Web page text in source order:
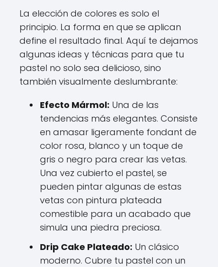
La elección de colores es solo el
principio. La forma en que se aplican
define el resultado final. Aquí te dejamos
algunas ideas y técnicas para que tu
pastel no solo sea delicioso, sino
también visualmente deslumbrante:
Efecto Mármol: Una de las
tendencias más elegantes. Consiste
en amasar ligeramente fondant de
color rosa, blanco y un toque de
gris o negro para crear las vetas.
Una vez cubierto el pastel, se
pueden pintar algunas de estas
vetas con pintura plateada
comestible para un acabado que
simula una piedra preciosa.
Drip Cake Plateado: Un clásico
moderno. Cubre tu pastel con un